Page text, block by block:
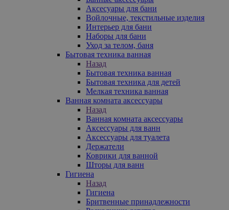
Аксесуары для бани
Войлочные, текстильные изделия
Интерьер для бани
Наборы для бани
Уход за телом, баня
Бытовая техника ванная
Назад
Бытовая техника ванная
Бытовая техника для детей
Мелкая техника ванная
Ванная комната аксессуары
Назад
Ванная комната аксессуары
Аксессуары для ванн
Аксессуары для туалета
Держатели
Коврики для ванной
Шторы для ванн
Гигиена
Назад
Гигиена
Бритвенные принадлежности